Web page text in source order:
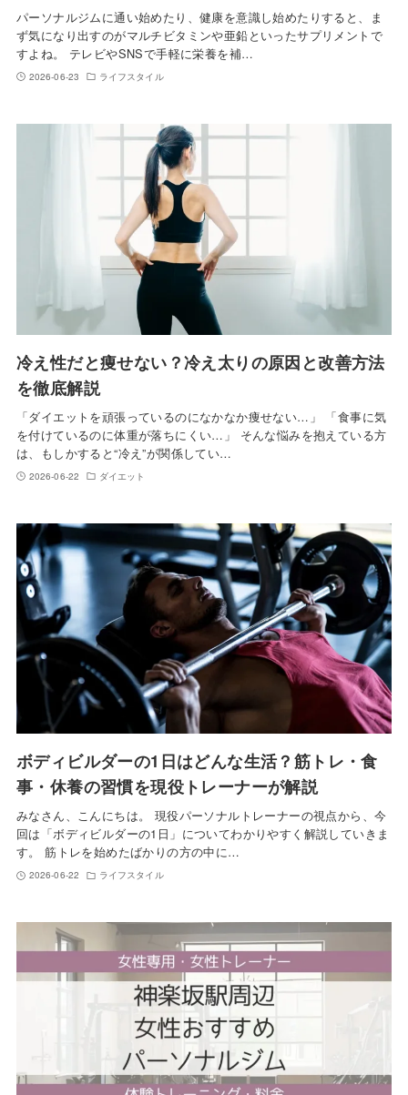
パーソナルジムに通い始めたり、健康を意識し始めたりすると、ま
ず気になり出すのがマルチビタミンや亜鉛といったサプリメントで
すよね。 テレビやSNSで手軽に栄養を補…
2026-06-23 ライフスタイル
冷え性だと痩せない？冷え太りの原因と改善方法
を徹底解説
「ダイエットを頑張っているのになかなか痩せない…」 「食事に気
を付けているのに体重が落ちにくい…」 そんな悩みを抱えている方
は、もしかすると“冷え”が関係してい…
2026-06-22 ダイエット
ボディビルダーの1日はどんな生活？筋トレ・食
事・休養の習慣を現役トレーナーが解説
みなさん、こんにちは。 現役パーソナルトレーナーの視点から、今
回は「ボディビルダーの1日」についてわかりやすく解説していきま
す。 筋トレを始めたばかりの方の中に…
2026-06-22 ライフスタイル